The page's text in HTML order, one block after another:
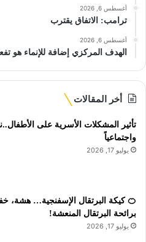
أغسطس 6, 2026
ترامب: الاتفاق يقترب
أغسطس 6, 2026
الهدف المركزي إضافة للإنماء هو
أخر المقالات
تأثير المشكلات الأسرية على
واجتماعياً
يوليو 17, 2026
🍊 كيكة البرتقال الإسفنجية… هشة،
برائحة البرتقال المنعشة!
يوليو 17, 2026